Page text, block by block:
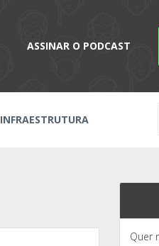
ASSINAR O PODCAST
INFRAESTRUTURA
Quer